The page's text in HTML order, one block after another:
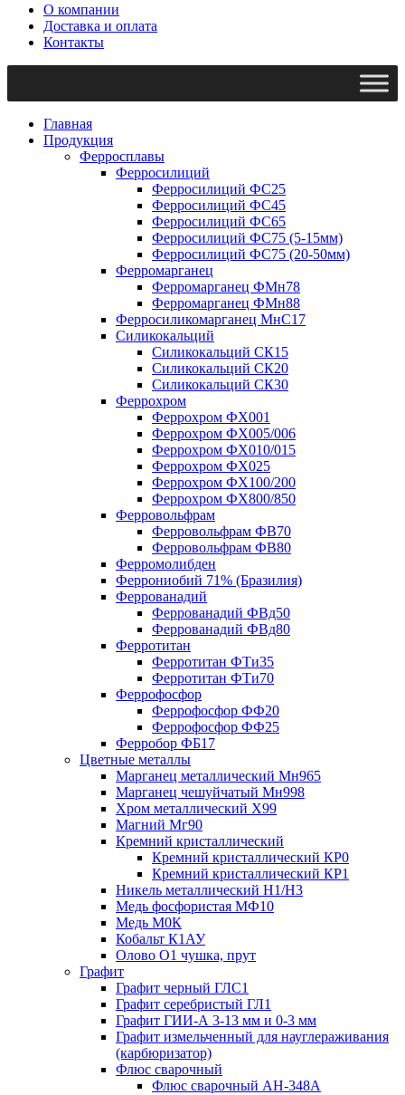
О компании
Доставка и оплата
Контакты
Главная
Продукция
Ферросплавы
Ферросилиций
Ферросилиций ФС25
Ферросилиций ФС45
Ферросилиций ФС65
Ферросилиций ФС75 (5-15мм)
Ферросилиций ФС75 (20-50мм)
Ферромарганец
Ферромарганец ФМн78
Ферромарганец ФМн88
Ферросиликомарганец МнС17
Силикокальций
Силикокальций СК15
Силикокальций СК20
Силикокальций СК30
Феррохром
Феррохром ФХ001
Феррохром ФХ005/006
Феррохром ФХ010/015
Феррохром ФХ025
Феррохром ФХ100/200
Феррохром ФХ800/850
Ферровольфрам
Ферровольфрам ФВ70
Ферровольфрам ФВ80
Ферромолибден
Феррониобий 71% (Бразилия)
Феррованадий
Феррованадий ФВд50
Феррованадий ФВд80
Ферротитан
Ферротитан ФТи35
Ферротитан ФТи70
Феррофосфор
Феррофосфор ФФ20
Феррофосфор ФФ25
Ферробор ФБ17
Цветные металлы
Марганец металлический Мн965
Марганец чешуйчатый Мн998
Хром металлический Х99
Магний Мг90
Кремний кристаллический
Кремний кристаллический КР0
Кремний кристаллический КР1
Никель металлический Н1/Н3
Медь фосфористая МФ10
Медь М0К
Кобальт К1АУ
Олово О1 чушка, прут
Графит
Графит черный ГЛС1
Графит серебристый ГЛ1
Графит ГИИ-А 3-13 мм и 0-3 мм
Графит измельченный для науглераживания
(карбюризатор)
Флюс сварочный
Флюс сварочный АН-348А